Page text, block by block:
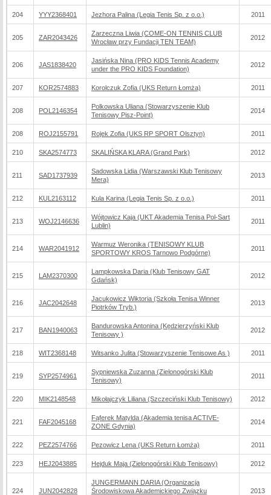
204 YYY2368401 Jezhora Palina (Legia Tenis Sp. z o.o.) 2011
205 ZAR2043426
Zarzeczna Liwia (COME-ON TENNIS CLUB
Wrocław przy Fundacji TEN TEAM)
2012
206 JAS1838420
Jasińska Nina (PRO KIDS Tennis Academy
under the PRO KIDS Foundation)
2012
207 KOR2574883 Korolczuk Zofia (UKS Return Łomża) 2011
208 POL2146354
Polkowska Uliana (Stowarzyszenie Klub
Tenisowy Pisz-Point)
2014
208 ROJ2155791 Rojek Zofia (UKS RP SPORT Olsztyn) 2011
210 SKA2574773 SKALIŃSKA KLARA (Grand Park) 2012
211 SAD1737939
Sadowska Lidia (Warszawski Klub Tenisowy
Mera)
2013
212 KUL2163112 Kula Karina (Legia Tenis Sp. z o.o.) 2011
213 WOJ2146636
Wójtowicz Kaja (UKT Akademia Tenisa Pol-Sart
Lublin)
2011
214 WAR2041912
Warmuz Weronika (TENISOWY KLUB
SPORTOWY KROS Tarnowo Podgórne)
2011
215 LAM2370300
Lampkowska Daria (Klub Tenisowy GAT
Gdańsk)
2012
216 JAC2042648
Jacukowicz Wiktoria (Szkoła Tenisa Winner
Piotrków Tryb.)
2013
217 BAN1940063
Bandurowska Antonina (Kędzierzyński Klub
Tenisowy )
2012
218 WIT2368148 Witsanko Julita (Stowarzyszenie Tenisowe As ) 2011
219 SYP2574961
Sypniewska Zuzanna (Zielonogórski Klub
Tenisowy)
2011
220 MIK2148548 Mikołajczyk Liliana (Szczeciński Klub Tenisowy) 2012
221 FAF2045168
Fąferek Matylda (Akademia tenisa ACTIVE-
ZONE Gdynia)
2014
222 PEZ2574766 Pezowicz Lena (UKS Return Łomża) 2011
223 HEJ2043885 Hejduk Maja (Zielonogórski Klub Tenisowy) 2012
224 JUN2042828
JUNGERMANN DARIA (Organizacja
Środowiskowa Akademickiego Związku
2013